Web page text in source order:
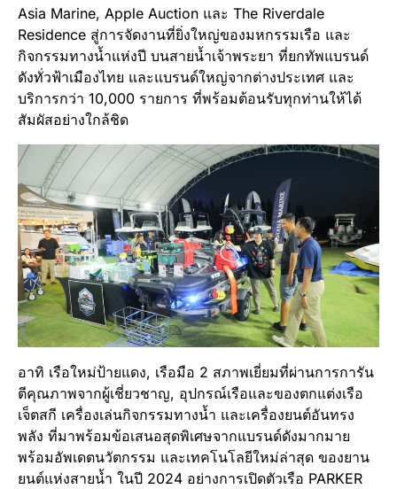
Asia Marine, Apple Auction และ The Riverdale
Residence สู่การจัดงานที่ยิ่งใหญ่ของมหกรรมเรือ และ
กิจกรรมทางน้ำแห่งปี บนสายน้ำเจ้าพระยา ที่ยกทัพแบรนด์
ดังทั่วฟ้าเมืองไทย และแบรนด์ใหญ่จากต่างประเทศ และ
บริการกว่า 10,000 รายการ ที่พร้อมต้อนรับทุกท่านให้ได้
สัมผัสอย่างใกล้ชิด
อาทิ เรือใหม่ป้ายแดง, เรือมือ 2 สภาพเยี่ยมที่ผ่านการการัน
ตีคุณภาพจากผู้เชี่ยวชาญ, อุปกรณ์เรือและของตกแต่งเรือ
เจ็ตสกี เครื่องเล่นกิจกรรมทางน้ำ และเครื่องยนต์อันทรง
พลัง ที่มาพร้อมข้อเสนอสุดพิเศษจากแบรนด์ดังมากมาย
พร้อมอัพเดตนวัตกรรม และเทคโนโลยีใหม่ล่าสุด ของยาน
ยนต์แห่งสายน้ำ ในปี 2024 อย่างการเปิดตัวเรือ PARKER